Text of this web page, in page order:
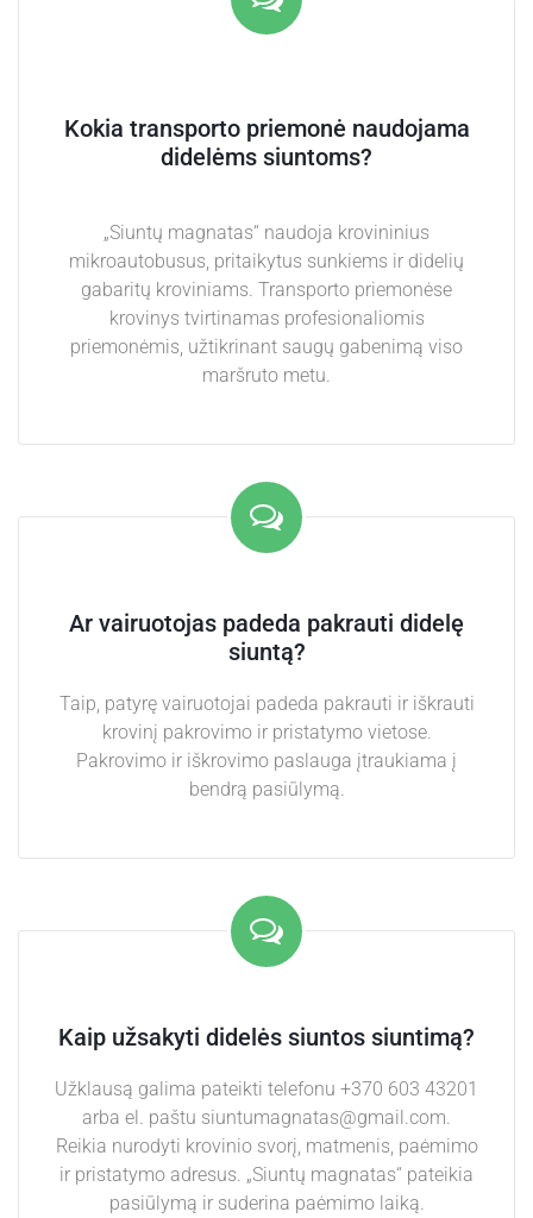
Kokia transporto priemonė naudojama
didelėms siuntoms?
„Siuntų magnatas“ naudoja krovininius
mikroautobusus, pritaikytus sunkiems ir didelių
gabaritų kroviniams. Transporto priemonėse
krovinys tvirtinamas profesionaliomis
priemonėmis, užtikrinant saugų gabenimą viso
maršruto metu.
Ar vairuotojas padeda pakrauti didelę
siuntą?
Taip, patyrę vairuotojai padeda pakrauti ir iškrauti
krovinį pakrovimo ir pristatymo vietose.
Pakrovimo ir iškrovimo paslauga įtraukiama į
bendrą pasiūlymą.
Kaip užsakyti didelės siuntos siuntimą?
Užklausą galima pateikti telefonu +370 603 43201
arba el. paštu siuntumagnatas@gmail.com.
Reikia nurodyti krovinio svorį, matmenis, paėmimo
ir pristatymo adresus. „Siuntų magnatas“ pateikia
pasiūlymą ir suderina paėmimo laiką.